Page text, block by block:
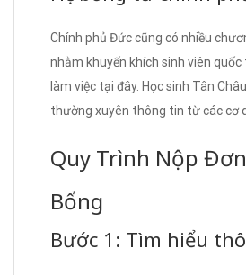
Chính phủ Đức cũng có nhiều
nhằm khuyến khích sinh viên quốc
làm việc tại đây. Học sinh Tân
thường xuyên thông tin từ các cơ
Quy Trình Nộp
Bổng
Bước 1: Tìm hiểu